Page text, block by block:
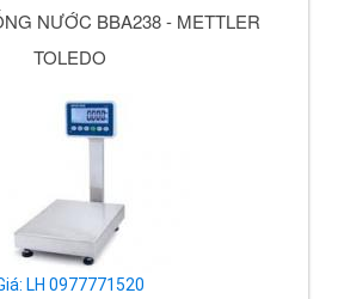
NƯỚC BBA238 - METTLER
TOLEDO
LH 0977771520